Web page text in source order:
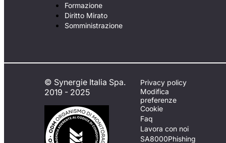
Formazione
Diritto Mirato
Somministrazione
© Synergie Italia Spa.
2019 - 2025
Privacy policy
Modifica
preferenze
Cookie
Faq
Lavora con noi
SA8000Phishing